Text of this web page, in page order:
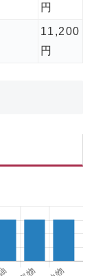
円
11,200
円